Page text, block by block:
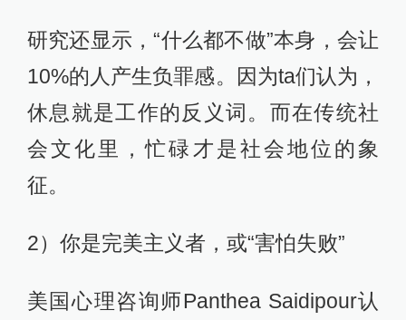
研究还显示，“什么都不做”本身，会让
10%的人产生负罪感。因为ta们认为，
休息就是工作的反义词。而在传统社
会文化里，忙碌才是社会地位的象
征。
2）你是完美主义者，或“害怕失败”
美国心理咨询师Panthea Saidipour认